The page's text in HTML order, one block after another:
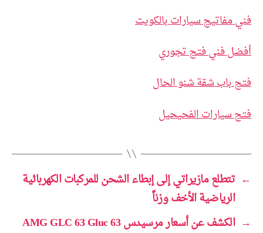
فني مفاتيح سيارات بالكويت
أفضل فني فتح تجوري
فتح باب شقة شنو الحال
فتح سيارات الفحيحيل
← تتطلع مازيراتي إلى إبطاء الشحن للمركبات الكهربائية
الرياضية الأخف وزناً
→
الكشف عن أسعار مرسيدس AMG GLC 63 Gluc 63